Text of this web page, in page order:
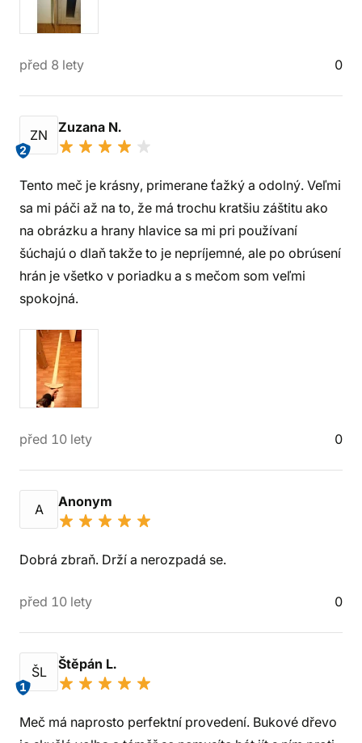
před 8 lety 0
ZN
2
Zuzana N.
Tento meč je krásny, primerane ťažký a odolný. Veľmi
sa mi páči až na to, že má trochu kratšiu záštitu ako
na obrázku a hrany hlavice sa mi pri používaní
šúchajú o dlaň takže to je nepríjemné, ale po obrúsení
hrán je všetko v poriadku a s mečom som veľmi
spokojná.
před 10 lety 0
A Anonym
Dobrá zbraň. Drží a nerozpadá se.
před 10 lety 0
ŠL
1
Štěpán L.
Meč má naprosto perfektní provedení. Bukové dřevo